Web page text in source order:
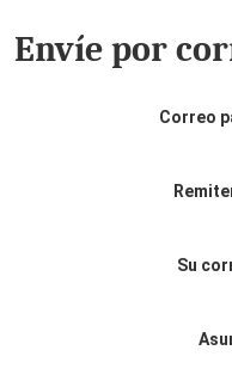
Envíe por
Correo
Su